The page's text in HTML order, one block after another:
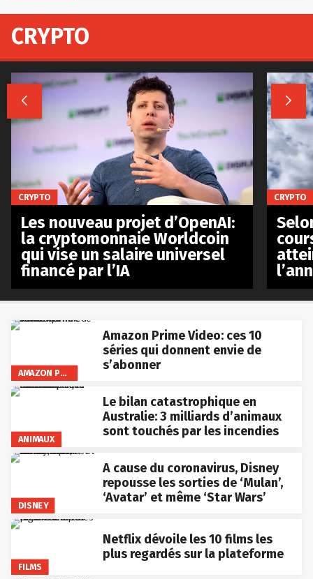
AMAZON PRIME VIDEO
Amazon Prime Video: ces 10
séries qui donnent envie de
s’abonner
ANIMAUX
Le bilan catastrophique en
Australie: 3 milliards d’animaux
sont touchés par les incendies
DISNEY
A cause du coronavirus, Disney
repousse les sorties de ‘Mulan’,
‘Avatar’ et même ‘Star Wars’
FILMS
Netflix dévoile les 10 films les
plus regardés sur la plateforme
CRYPTO
 
CRYPTO
Les nouveau projet d’OpenAI:
la cryptomonnaie Worldcoin
qui vise un salaire universel
financé par l’IA
CRYPTO